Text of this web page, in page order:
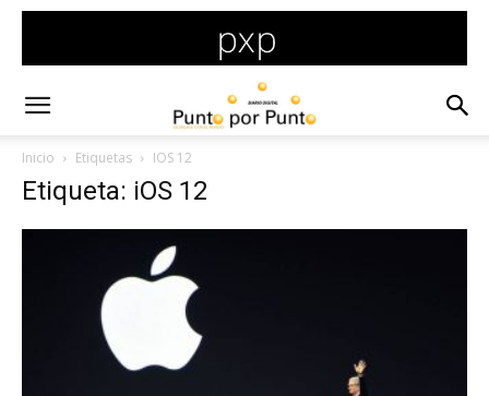
Inicio Etiquetas IOS 12
Etiqueta: iOS 12